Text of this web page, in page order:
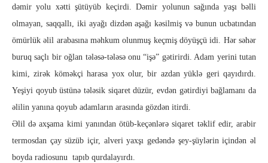
dəmir yolu xətti şütüyüb keçirdi.Dəmir yolunun sağında yaşı bəlli
olmayan, saqqallı, iki ayağı dizdən aşağı kəsilmiş və bunun ucbatından
ömürlük əlil arabasına məhkum olunmuş keçmiş döyüşçü idi. Hər səhər
buruq saçlı bir oğlan tələsə-tələsə onu “işə” gətirirdi. Adam yerini tutan
kimi, zirək köməkçi harasa yox olur, bir azdan yüklə geri qayıdırdı.
Yeşiyi qoyub üstünə tələsik siqaret düzür, evdən gətirdiyi bağlamanı da
əlilin yanına qoyub adamların arasında gözdən itirdi.
Əlil də axşama kimi yanından ötüb-keçənlərə siqaret təklif edir, arabir
termosdan çay süzüb içir, alveri yaxşı gedəndə şey-şüylərin içindən əl
boyda radiosunu tapıb qurdalayırdı.